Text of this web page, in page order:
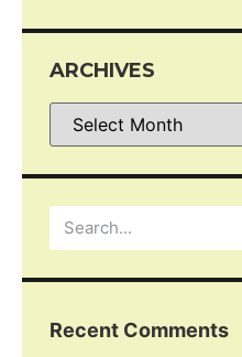
ARCHIVES
Recent Comments